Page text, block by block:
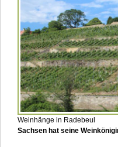
Weinhänge in Radebeul
Sachsen hat seine